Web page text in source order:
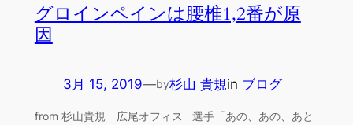
グロインペインは腰椎1,2番が原
因
3月 15, 2019—by杉山 貴規in ブログ
from 杉山貴規 広尾オフィス 選手「あの、あの、あと